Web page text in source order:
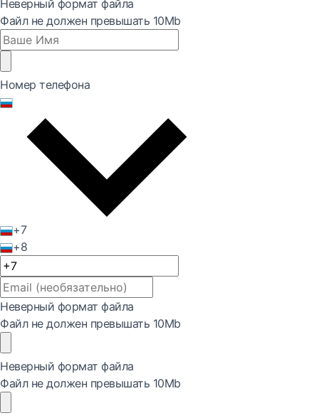
Неверный формат файла
Файл не должен превышать 10Mb
Номер телефона
+7
+8
Неверный формат файла
Файл не должен превышать 10Mb
Неверный формат файла
Файл не должен превышать 10Mb